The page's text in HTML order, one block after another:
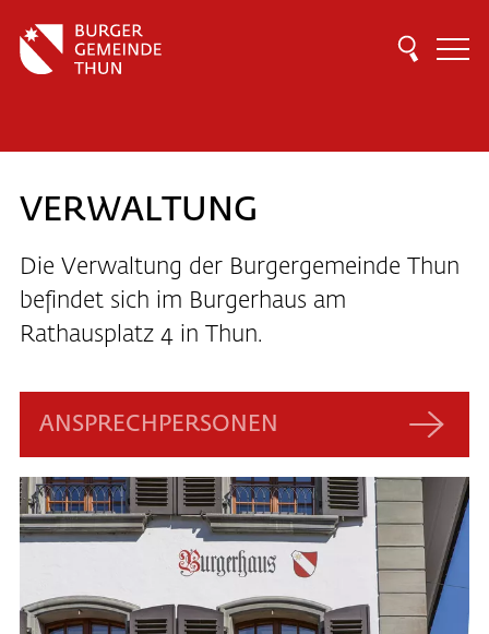
VERWALTUNG
Die Verwaltung der Burgergemeinde Thun
befindet sich im Burgerhaus am
Rathausplatz 4 in Thun.
ANSPRECHPERSONEN